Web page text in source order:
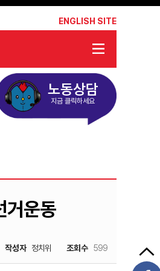
ENGLISH SITE
노동상담
지금 클릭하세요
거운동
작성자 정치위 조회수 599